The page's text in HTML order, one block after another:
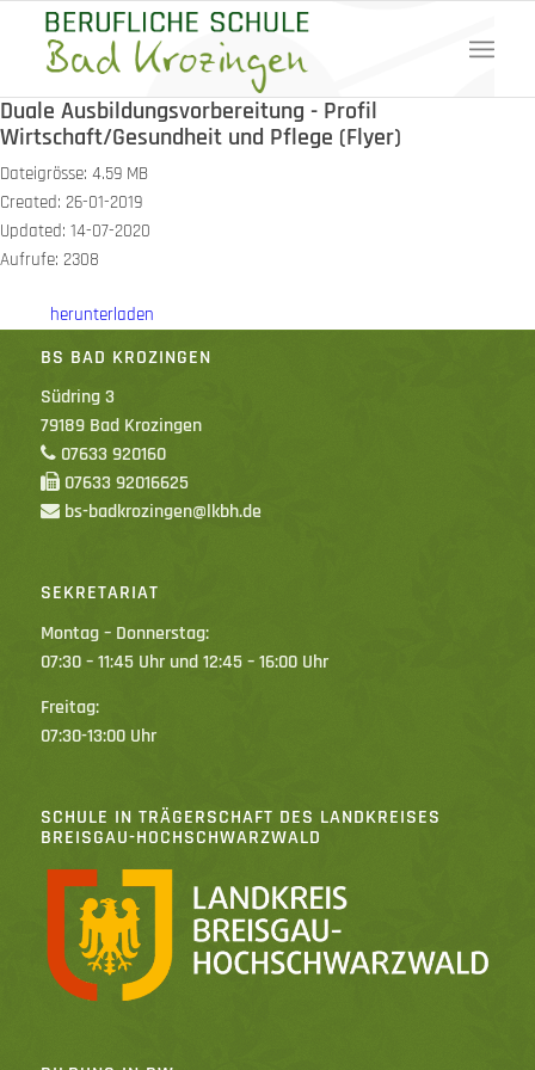
Duale Ausbildungsvorbereitung - Profil
Wirtschaft/Gesundheit und Pflege (Flyer)
Dateigrösse: 4.59 MB
Created: 26-01-2019
Updated: 14-07-2020
Aufrufe: 2308
herunterladen
BS BAD KROZINGEN
Südring 3
79189 Bad Krozingen
07633 920160
07633 92016625
bs-badkrozingen@lkbh.de
SEKRETARIAT
Montag – Donnerstag:
07:30 – 11:45 Uhr und 12:45 – 16:00 Uhr
Freitag:
07:30-13:00 Uhr
SCHULE IN TRÄGERSCHAFT DES LANDKREISES
BREISGAU-HOCHSCHWARZWALD